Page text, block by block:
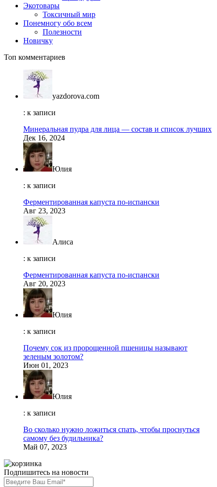
Экотовары
Токсичный мир
Понемногу обо всем
Полезности
Новичку
Топ комментариев
yazdorova.com
: к записи
Минеральная пудра для лица — состав и список лучших
Дек 16, 2024
Юлия
: к записи
Ферментированная капуста по-испански
Авг 23, 2023
Алиса
: к записи
Ферментированная капуста по-испански
Авг 20, 2023
Юлия
: к записи
Почему сок из пророщенной пшеницы называют
зеленым золотом?
Июн 01, 2023
Юлия
: к записи
Во сколько нужно ложиться спать, чтобы проснуться
самому без будильника?
Май 07, 2023
Подпишитесь на новости